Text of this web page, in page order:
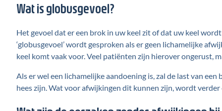
Wat is globusgevoel?
Het gevoel dat er een brok in uw keel zit of dat uw keel
‘globusgevoel’ wordt gesproken als er geen lichamelijke
keel komt vaak voor. Veel patiënten zijn hierover ongerust,
Als er wel een lichamelijke aandoening is, zal de last van
hees zijn. Wat voor afwijkingen dit kunnen zijn, wordt verder